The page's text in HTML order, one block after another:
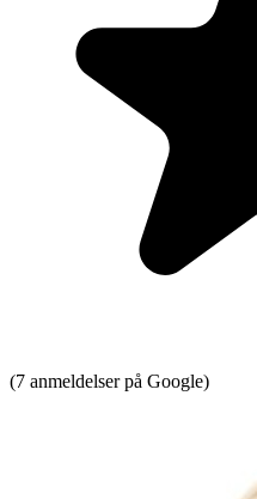
(7 anmeldelser på Google)